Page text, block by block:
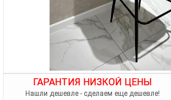
ГАРАНТИЯ НИЗКОЙ ЦЕНЫ
Нашли дешевле - сделаем еще дешевле!